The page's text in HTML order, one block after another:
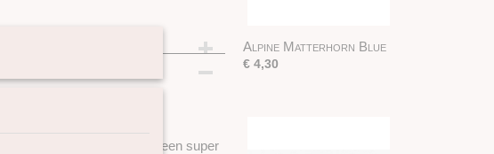
25 micron en 33% alpaca, een super
Alpine Matterhorn Blue
€ 4,30